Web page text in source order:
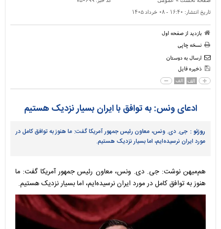
تاریخ انتشار: ۱۶:۴۰ - ۰۸ خرداد ۱۴۰۵
بازدید از صفحه اول
نسخه چاپی
ارسال به دوستان
ذخیره فایل
الف الف
ادعای ونس: به توافق با ایران بسیار نزدیک هستیم
روزنو : جی. دی. ونس، معاون رئیس جمهور آمریکا گفت: ما هنوز به توافق کامل در
مورد ایران نرسیده‌ایم، اما بسیار نزدیک هستیم.
هم‌میهن نوشت: جی. دی. ونس، معاون رئیس جمهور آمریکا گفت: ما
هنوز به توافق کامل در مورد ایران نرسیده‌ایم، اما بسیار نزدیک هستیم.